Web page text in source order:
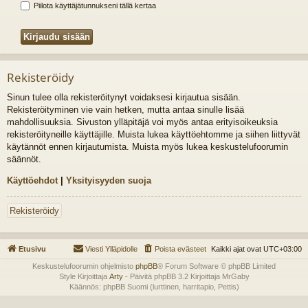
Piilota käyttäjätunnukseni tällä kertaa
Rekisteröidy
Sinun tulee olla rekisteröitynyt voidaksesi kirjautua sisään.
Rekisteröityminen vie vain hetken, mutta antaa sinulle lisää
mahdollisuuksia. Sivuston ylläpitäjä voi myös antaa erityisoikeuksia
rekisteröityneille käyttäjille. Muista lukea käyttöehtomme ja siihen liittyvät
käytännöt ennen kirjautumista. Muista myös lukea keskustelufoorumin
säännöt.
Käyttöehdot | Yksityisyyden suoja
Rekisteröidy
Etusivu Kaikki ajat ovat UTC+03:00
Poista evästeet
Viesti Ylläpidolle
Keskustelufoorumin ohjelmisto phpBB® Forum Software © phpBB Limited
Style Kirjoittaja Arty- Päivitä phpBB 3.2 Kirjoittaja MrGaby
Käännös: phpBB Suomi (lurttinen, harritapio, Pettis)